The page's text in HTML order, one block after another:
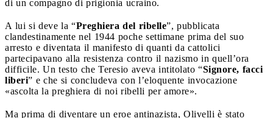
di un compagno di prigionia ucraino.
A lui si deve la “Preghiera del ribelle”, pubblicata
clandestinamente nel 1944 poche settimane prima del suo
arresto e diventata il manifesto di quanti da cattolici
partecipavano alla resistenza contro il nazismo in quell’ora
difficile. Un testo che Teresio aveva intitolato “Signore, facci
liberi” e che si concludeva con l’eloquente invocazione
«ascolta la preghiera di noi ribelli per amore».
Ma prima di diventare un eroe antinazista, Olivelli è stato